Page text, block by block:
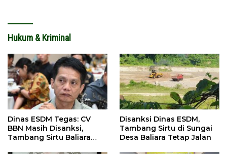
Hukum & Kriminal
Dinas ESDM Tegas: CV
BBN Masih Disanksi,
Tambang Sirtu Baliara
Disanksi Dinas ESDM,
Tambang Sirtu di Sungai
Desa Baliara Tetap Jalan